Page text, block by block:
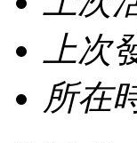
上次
所在